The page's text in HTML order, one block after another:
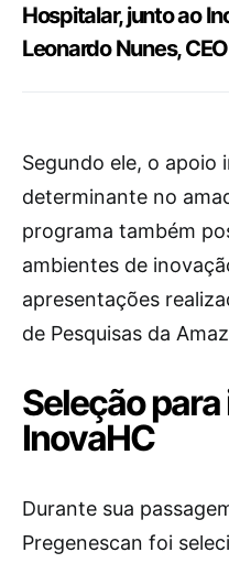
Hospitalar, junto ao
Leonardo Nunes,
Segundo ele, o apoio
determinante no
programa também
ambientes de
apresentações
de Pesquisas da
Seleção
InovaHC
Durante sua
Pregenescan foi